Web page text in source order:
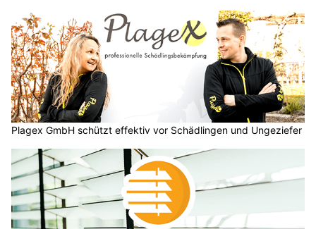
Plagex GmbH schützt effektiv vor Schädlingen und Ungeziefer